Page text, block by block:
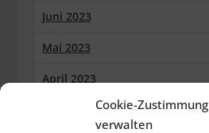
Cookie-Zustimmung
verwalten
Juni 2023
Mai 2023
April 2023
März 2023